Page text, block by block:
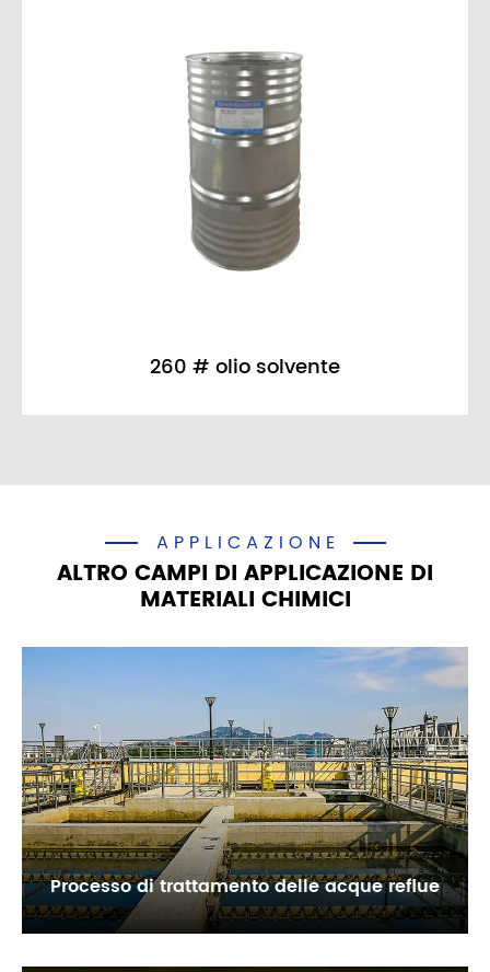
Triottil terziario ammina
APPLICAZIONE
ALTRO CAMPI DI APPLICAZIONE DI
MATERIALI CHIMICI
Processo di trattamento delle acque reflue